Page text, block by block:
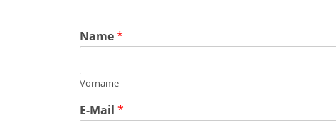
Name*
Vorname
E-Mail *